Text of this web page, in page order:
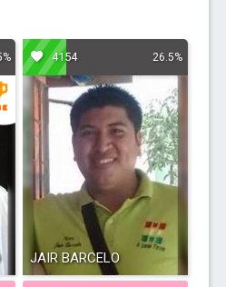
4154 26.5%
JAIR BARCELO